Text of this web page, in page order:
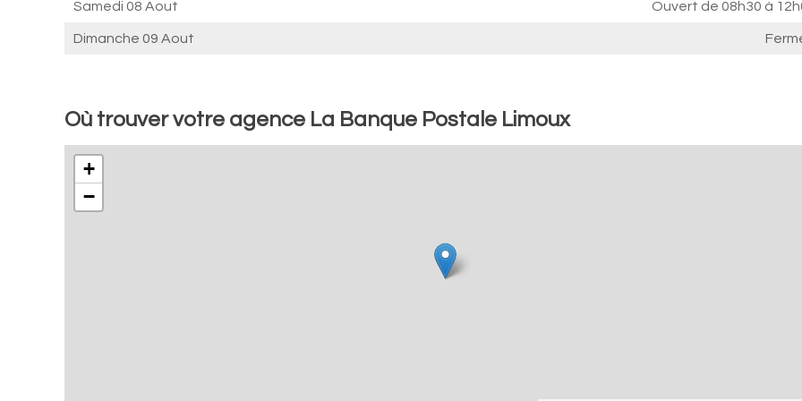
Samedi 08 Aout Ouvert de 08h30 à
Dimanche 09 Aout
Où trouver votre agence La Banque Postale Limoux
+
−